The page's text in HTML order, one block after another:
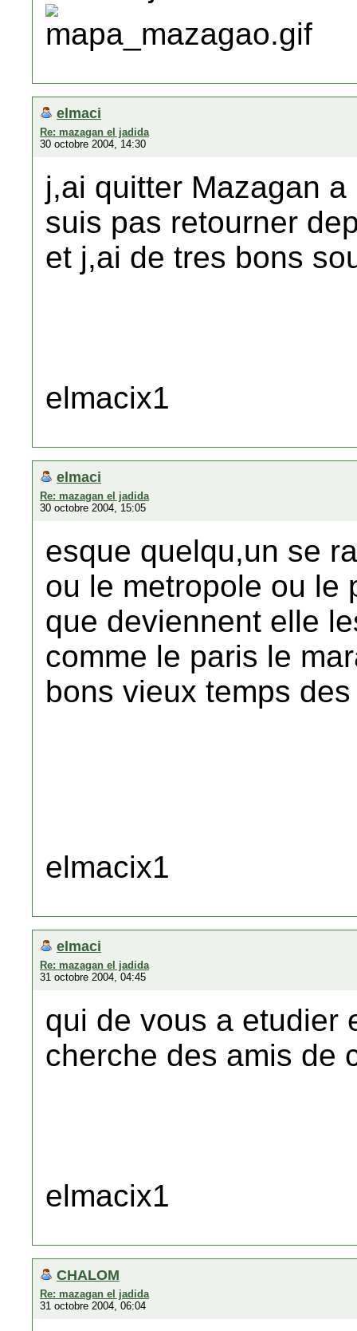
elmaci
Re: mazagan el jadida
30 octobre 2004, 14:30
j,ai quitter Mazagan
suis pas retourner
et j,ai de tres bons
elmacix1
elmaci
Re: mazagan el jadida
30 octobre 2004, 15:05
esque quelqu,un se
ou le metropole ou le
que deviennent elle
comme le paris le
bons vieux temps
elmacix1
elmaci
Re: mazagan el jadida
31 octobre 2004, 04:45
qui de vous a etudier
cherche des amis de
elmacix1
CHALOM
Re: mazagan el jadida
31 octobre 2004, 06:04